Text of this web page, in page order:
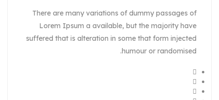
There are many variations of dummy passages of
Lorem Ipsum a available, but the majority have
suffered that is alteration in some that form injected
humour or randomised.